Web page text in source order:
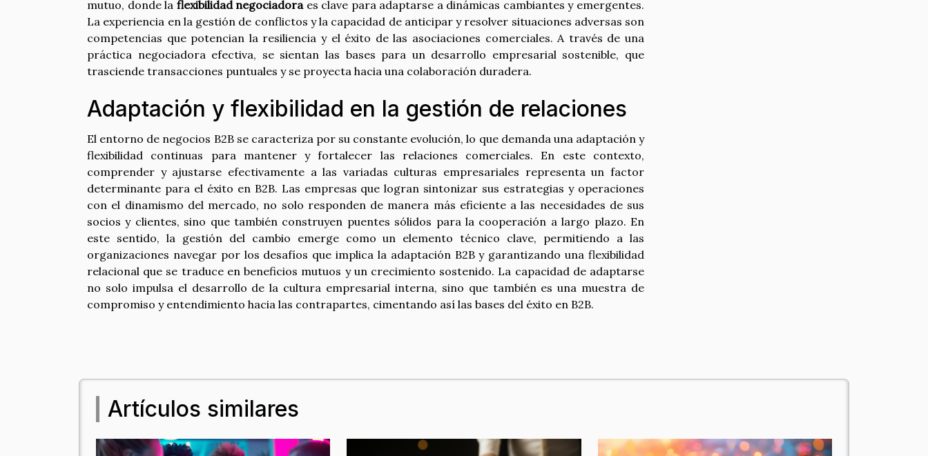
mutuo, donde la flexibilidad negociadoraes clave para adaptarse a dinámicas cambiantes y emergentes.
La experiencia en la gestión de conflictos y la capacidad de anticipar y resolver situaciones adversas son
competencias que potencian la resiliencia y el éxito de las asociaciones comerciales. A través de una
práctica negociadora efectiva, se sientan las bases para un desarrollo empresarial sostenible, que
trasciende transacciones puntuales y se proyecta hacia una colaboración duradera.
Adaptación y flexibilidad en la gestión de relaciones
El entorno de negocios B2B se caracteriza por su constante evolución, lo que demanda una adaptación y
flexibilidad continuas para mantener y fortalecer las relaciones comerciales. En este contexto,
comprender y ajustarse efectivamente a las variadas culturas empresariales representa un factor
determinante para el éxito en B2B. Las empresas que logran sintonizar sus estrategias y operaciones
con el dinamismo del mercado, no solo responden de manera más eficiente a las necesidades de sus
socios y clientes, sino que también construyen puentes sólidos para la cooperación a largo plazo. En
este sentido, la gestión del cambio emerge como un elemento técnico clave, permitiendo a las
organizaciones navegar por los desafíos que implica la adaptación B2B y garantizando una flexibilidad
relacional que se traduce en beneficios mutuos y un crecimiento sostenido. La capacidad de adaptarse
no solo impulsa el desarrollo de la cultura empresarial interna, sino que también es una muestra de
compromiso y entendimiento hacia las contrapartes, cimentando así las bases del éxito en B2B.
Artículos similares